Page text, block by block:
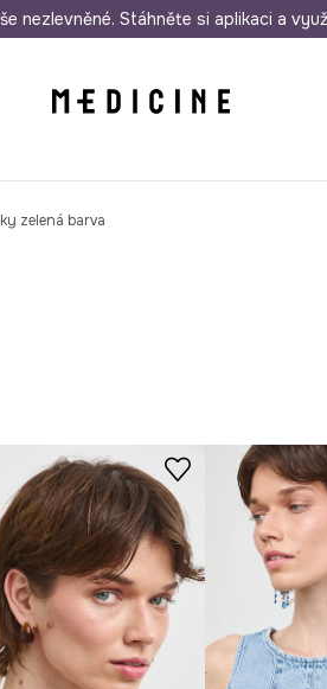
Kč Odeslání i do 24 hodin
nezlevněné. Stáhněte si aplikaci a
zelená barva